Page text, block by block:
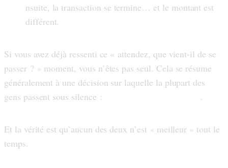
nsuite, la transaction se termine… et le montant est
différent.
Si vous avez déjà ressenti ce « attendez, que vient-il de se
passer ? » moment, vous n’êtes pas seul. Cela se résume
généralement à une décision sur laquelle la plupart des
gens passent sous silence :
.
Et la vérité est qu’aucun des deux n’est « meilleur » tout le
temps.